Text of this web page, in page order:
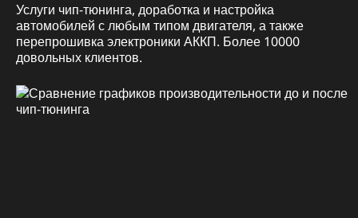
Услуги чип-тюнинга, доработка и настройка
автомобилей с любым типом двигателя, а также
перепрошивка электроники АККП. Более 10000
довольных клиентов.